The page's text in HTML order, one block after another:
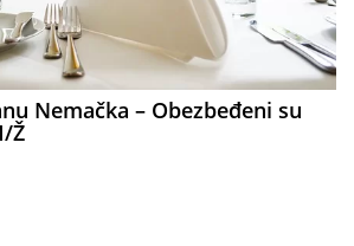
Nemačka – Obezbeđeni su
Ž